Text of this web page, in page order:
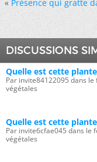
« Présence qui gratte
DISCUSSIONS
Quelle est cette
Par invite84122095 dans
végétales
Quelle est cette
Par invite6cfae045 dans le
végétales